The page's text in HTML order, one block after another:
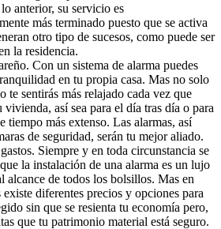
anterior, su servicio es
más terminado puesto que se activa
otro tipo de sucesos, como puede ser
la residencia.
Con un sistema de alarma puedes
en tu propia casa. Mas no solo
te sentirás más relajado cada vez que
vivienda, así sea para el día tras día o para
tiempo más extenso. Las alarmas, así
de seguridad, serán tu mejor aliado.
Siempre y en toda circunstancia se
la instalación de una alarma es un lujo
alcance de todos los bolsillos. Mas en
existe diferentes precios y opciones para
sin que se resienta tu economía pero,
que tu patrimonio material está seguro.